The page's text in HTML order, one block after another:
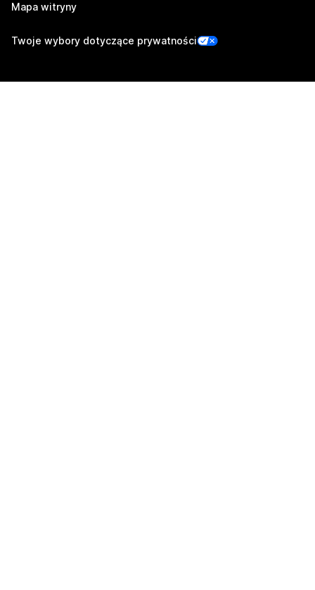
Mapa witryny
Twoje wybory dotyczące prywatności